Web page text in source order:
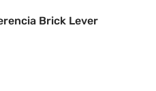
Brick Lever